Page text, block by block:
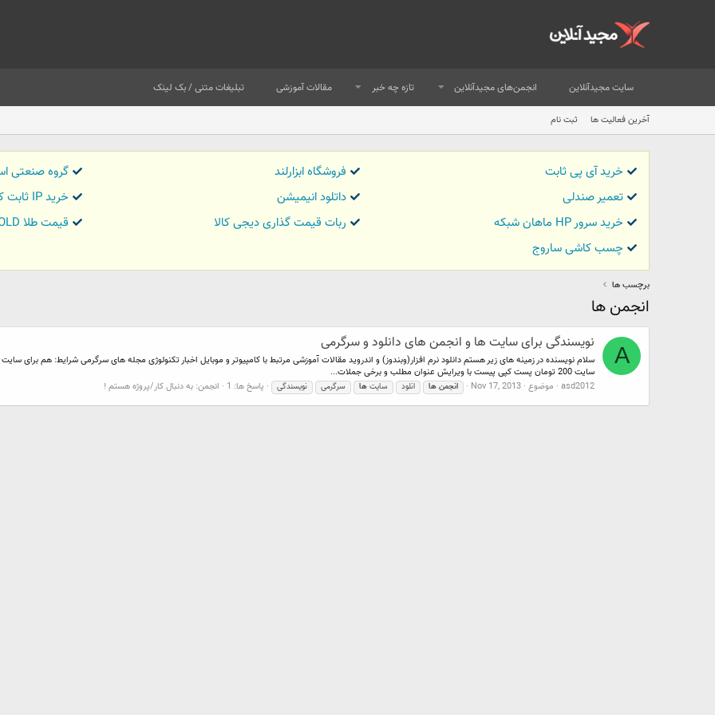
سایت مجیدآنلاین انجمن‌های مجیدآنلاین تازه چه خبر مقالات آموزشی تبلیغات متنی / بک لینک
آخرین فعالیت ها ثبت نام
خرید آی پی ثابت فروشگاه ابزارلند
گروه صنعتی
تعمیر صندلی
داتلود انیمیشن
خرید IP ثابت کاور تریدر
خرید سرور HP ماهان شبکه
ربات قیمت گذاری دیجی کالا
قیمت طلا GOLD
چسب کاشی ساروج
برچسب ها
انجمن ها
A
نویسندگی برای سایت ها و انجمن های دانلود و سرگرمی
سایت 200 تومان پست کپی پیست با ویرایش عنوان مطلب و برخی جملات...
asd2012 موضوع Nov 17, 2013 انجمن ها انلود سایت ها سرگرمی نویسندگی پاسخ ها: 1 انجمن: به دنبال کار/پروژه هستم !